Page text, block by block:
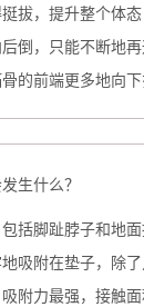
拔，提升整个体
倒，只能不断地
的前端更多地向下
生什么？
括脚趾脖子和地
吸附在垫子，除
附力最强，接触